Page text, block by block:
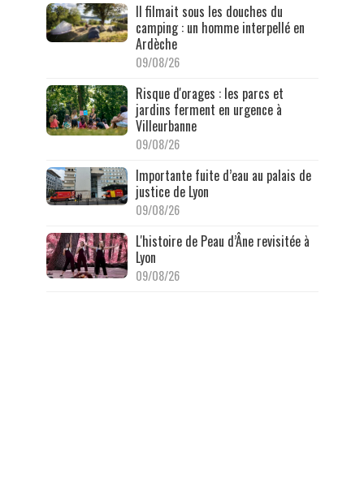
Il filmait sous les douches du
camping : un homme interpellé en
Ardèche
09/08/26
Risque d'orages : les parcs et
jardins ferment en urgence à
Villeurbanne
09/08/26
Importante fuite d’eau au palais de
justice de Lyon
09/08/26
L'histoire de Peau d’Âne revisitée à
Lyon
09/08/26